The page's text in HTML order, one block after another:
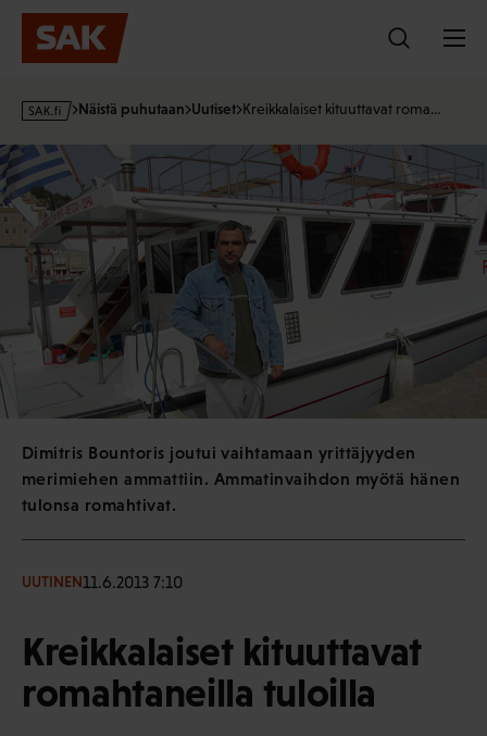
Hyppää
sisältöön
s
k
·
f
i
Näistä puhutaan Uutiset Kreikkalaiset kituuttavat roma…
Dimitris Bountoris joutui vaihtamaan yrittäjyyden
merimiehen ammattiin. Ammatinvaihdon myötä hänen
tulonsa romahtivat.
UUTINEN11.6.2013 7:10
Kreikkalaiset kituuttavat
romahtaneilla tuloilla